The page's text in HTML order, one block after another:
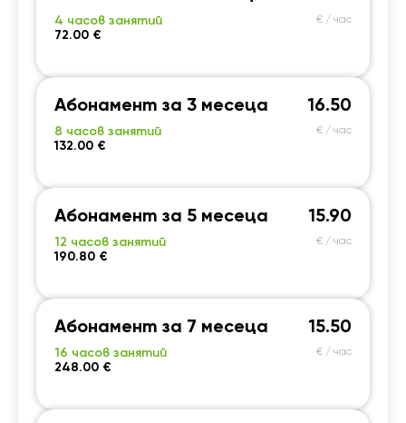
4 часов занятий
72.00 €
€ / час
Абонамент за 3 месеца
8 часов занятий
132.00 €
16.50
€ / час
Абонамент за 5 месеца
12 часов занятий
190.80 €
15.90
€ / час
Абонамент за 7 месеца
16 часов занятий
248.00 €
15.50
€ / час